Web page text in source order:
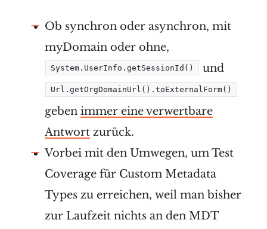
Ob synchron oder asynchron, mit
myDomain oder ohne,
System.UserInfo.getSessionId() und
Url.getOrgDomainUrl().toExternalForm()
geben immer eine verwertbare
Antwort zurück.
Vorbei mit den Umwegen, um Test
Coverage für Custom Metadata
Types zu erreichen, weil man bisher
zur Laufzeit nichts an den MDT